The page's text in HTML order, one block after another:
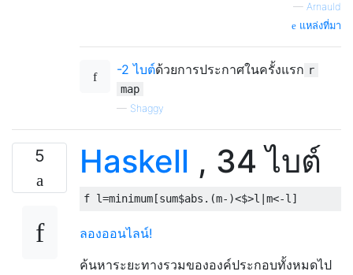
— Arnauld
แหล่งที่มา
-2 ไบต์ด้วยการประกาศในครั้งแรก r
map
— Shaggy
5 Haskell , 34 ไบต์
f l=minimum [sum$abs .(m-)<$>l m<-l ]
ลองออนไลน์!
ค้นหาระยะทางรวมขององค์ประกอบทั้งหมดไป